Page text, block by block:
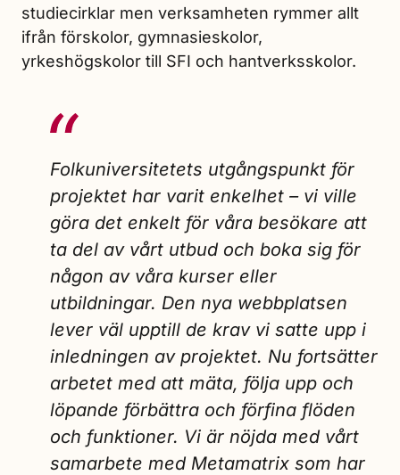
studiecirklar men verksamheten rymmer allt
ifrån förskolor, gymnasieskolor,
yrkeshögskolor till SFI och hantverksskolor.
Folkuniversitetets utgångspunkt för
projektet har varit enkelhet – vi ville
göra det enkelt för våra besökare att
ta del av vårt utbud och boka sig för
någon av våra kurser eller
utbildningar. Den nya webbplatsen
lever väl upptill de krav vi satte upp i
inledningen av projektet. Nu fortsätter
arbetet med att mäta, följa upp och
löpande förbättra och förfina flöden
och funktioner. Vi är nöjda med vårt
samarbete med Metamatrix som har